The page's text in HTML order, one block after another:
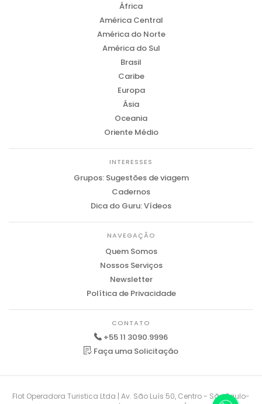
África
América Central
América do Norte
América do Sul
Brasil
Caribe
Europa
Ásia
Oceania
Oriente Médio
INTERESSES
Grupos: Sugestões de viagem
Cadernos
Dica do Guru: Vídeos
NAVEGAÇÃO
Quem Somos
Nossos Serviços
Newsletter
Política de Privacidade
CONTATO
+55 11 3090.9996
Faça uma Solicitação
Flot Operadora Turistica Ltda | Av. São Luís 50, Centro - São Paulo-